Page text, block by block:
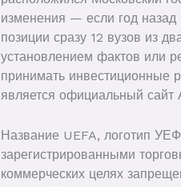
изменения — если год назад
позиции сразу 12 вузов из
установлением фактов или
принимать инвестиционные
является официальный сайт
Название UEFA, логотип
зарегистрированными
коммерческих целях